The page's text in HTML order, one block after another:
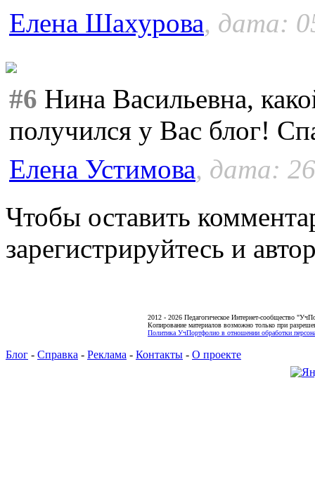
Елена Шахурова, дата:
#6 Нина Васильевна,
получился у Вас блог!
Елена Устимова, дата:
Чтобы оставить
зарегистрируйтесь и
2012 - 2026 Педагогическое Интернет-сообщество
Копирование материалов возможно только при
Политика УчПортфолио в отношении обработки
Блог - Справка - Реклама - Контакты - О проекте